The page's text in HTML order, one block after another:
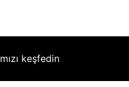
keşfedin